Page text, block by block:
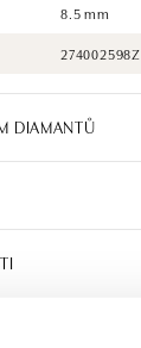
8.5 mm
274002598Z
DIAMANTŮ